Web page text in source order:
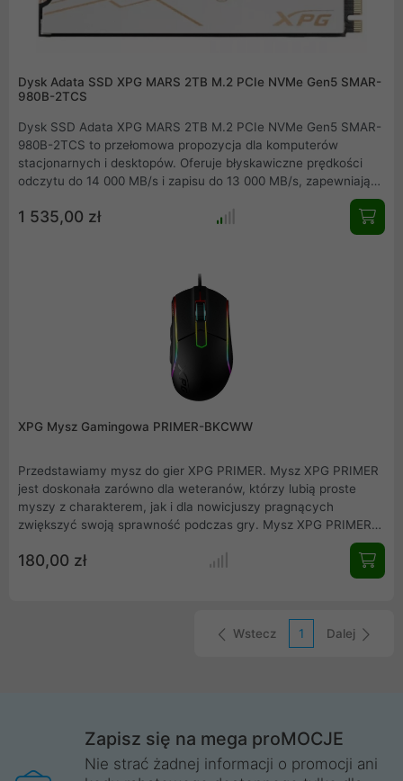
Dysk Adata SSD XPG MARS 2TB M.2 PCIe NVMe Gen5 SMAR-
980B-2TCS
Dysk SSD Adata XPG MARS 2TB M.2 PCIe NVMe Gen5 SMAR-
980B-2TCS to przełomowa propozycja dla komputerów
stacjonarnych i desktopów. Oferuje błyskawiczne prędkości
odczytu do 14 000 MB/s i zapisu do 13 000 MB/s, zapewniając
profesjonalistów. Kompaktowa konstrukcja, zaawansowane
chłodzenie i pełna kompatybilność z najnowszymi platformami
1 535,00 zł
XPG Mysz Gamingowa PRIMER-BKCWW
Przedstawiamy mysz do gier XPG PRIMER. Mysz XPG PRIMER
jest doskonała zarówno dla weteranów, którzy lubią proste
myszy z charakterem, jak i dla nowicjuszy pragnących
zwiększyć swoją sprawność podczas gry. Mysz XPG PRIMER
pomaga zwiększyć osiągi w grze, ponieważ jest wyposażona w
przełączniki Omron o żywotności 20 milionów kliknięć, czujnik
optyczny do 12000 DPI oraz wiele elementów wykończenia
180,00 zł
Wstecz 1 Dalej
Zapisz się na mega proMOCJE
Nie strać żadnej informacji o promocji ani